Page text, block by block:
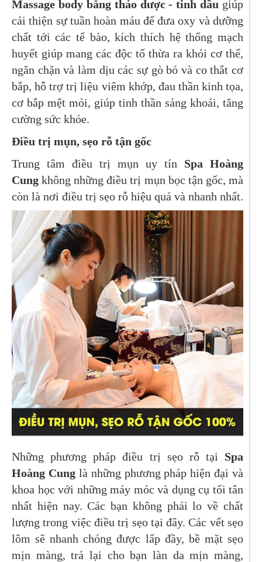
Massage body bằng thảo dược - tinh dầu giúp
cải thiện sự tuần hoàn máu để đưa oxy và dưỡng
chất tới các tế bào, kích thích hệ thống mạch
huyết giúp mang các độc tố thừa ra khỏi cơ thể,
ngăn chặn và làm dịu các sự gò bó và co thắt cơ
bắp, hỗ trợ trị liệu viêm khớp, đau thần kinh tọa,
cơ bắp mệt mỏi, giúp tinh thần sảng khoái, tăng
cường sức khỏe.
Điều trị mụn, sẹo rỗ tận gốc
Trung tâm điều trị mụn uy tín Spa Hoàng
Cung không những điều trị mụn bọc tận gốc, mà
còn là nơi điều trị sẹo rỗ hiệu quả và nhanh nhất.
Những phương pháp điều trị sẹo rỗ tại Spa
Hoàng Cunglà những phương pháp hiện đại và
khoa học với những máy móc và dụng cụ tối tân
nhất hiện nay. Các bạn không phải lo về chất
lượng trong việc điều trị sẹo tại đây. Các vết sẹo
lõm sẽ nhanh chóng được lấp đầy, bề mặt sẹo
mịn màng, trả lại cho bạn làn da mịn màng,